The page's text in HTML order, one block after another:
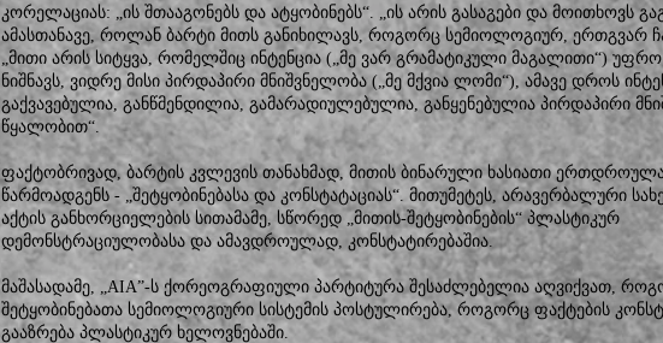
კორელაციას: „ის შთააგონებს და ატყობინებს“. „ის არის გასაგები და მოითხოვს
ამასთანავე, როლან ბარტი მითს განიხილავს, როგორც სემიოლოგიურ, ერთგვარ
„მითი არის სიტყვა, რომელშიც ინტენცია („მე ვარ გრამატიკული მაგალითი“) უფრო
ნიშნავს, ვიდრე მისი პირდაპირი მნიშვნელობა („მე მქვია ლომი“), ამავე დროს
გაქვავებულია, განწმენდილია, გამარადიულებულია, განყენებულია პირდაპირი
წყალობით“.
ფაქტობრივად, ბარტის კვლევის თანახმად, მითის ბინარული ხასიათი
წარმოადგენს - „შეტყობინებასა და კონსტატაციას“. მითუმეტეს, არავერბალური
აქტის განხორციელების სითამამე, სწორედ „მითის-შეტყობინების“ პლასტიკურ
დემონსტრაციულობასა და ამავდროულად, კონსტატირებაშია.
მაშასადამე, „AIA”-ს ქორეოგრაფიული პარტიტურა შესაძლებელია აღვიქვათ,
შეტყობინებათა სემიოლოგიური სისტემის პოსტულირება, როგორც ფაქტების
გააზრება პლასტიკურ ხელოვნებაში.